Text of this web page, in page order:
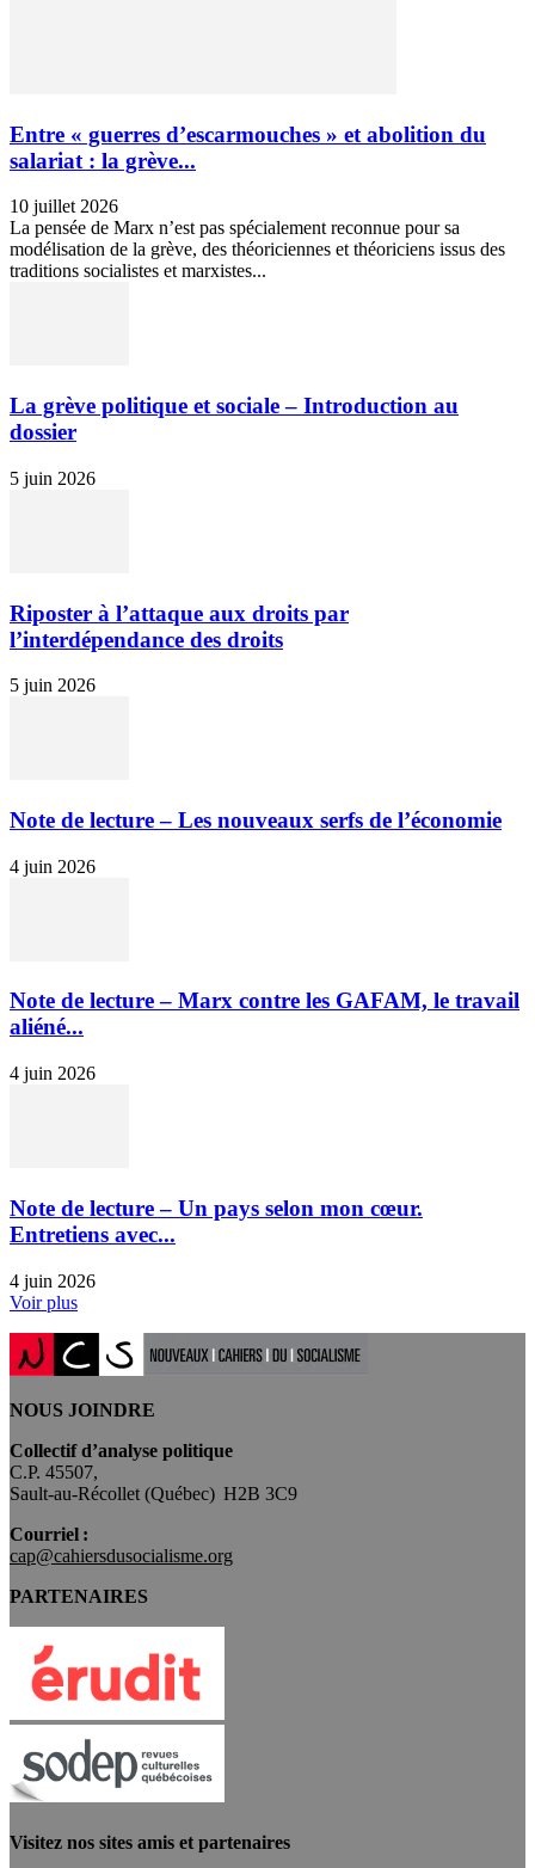
Entre « guerres d’escarmouches » et abolition du
salariat : la grève...
10 juillet 2026
La pensée de Marx n’est pas spécialement reconnue pour sa
modélisation de la grève, des théoriciennes et théoriciens issus des
traditions socialistes et marxistes...
La grève politique et sociale – Introduction au
dossier
5 juin 2026
Riposter à l’attaque aux droits par
l’interdépendance des droits
5 juin 2026
Note de lecture – Les nouveaux serfs de l’économie
4 juin 2026
Note de lecture – Marx contre les GAFAM, le travail
aliéné...
4 juin 2026
Note de lecture – Un pays selon mon cœur.
Entretiens avec...
4 juin 2026
Voir plus
NOUS JOINDRE
Collectif d’analyse politique
C.P. 45507,
Sault-au-Récollet (Québec) H2B 3C9
Courriel :
cap@cahiersdusocialisme.org
PARTENAIRES
Visitez nos sites amis et partenaires